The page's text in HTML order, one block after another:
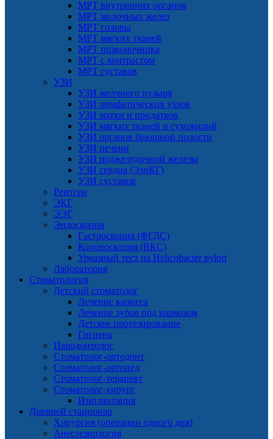
МРТ внутренних органов
МРТ молочных желез
МРТ головы
МРТ мягких тканей
МРТ позвоночника
МРТ с контрастом
МРТ суставов
УЗИ
УЗИ желчного пузыря
УЗИ лимфатических узлов
УЗИ матки и придатков
УЗИ мягких тканей и сухожилий
УЗИ органов брюшной полости
УЗИ печени
УЗИ поджелудочной железы
УЗИ сердца (ЭхоКГ)
УЗИ суставов
Рентген
ЭКГ
ЭЭГ
Эндоскопия
Гастроскопия (ФГДС)
Колоноскопия (ВКС)
Уреазный тест на Helicobacter pylori
Лаборатория
Стоматология
Детский стоматолог
Лечение кариеса
Лечение зубов под наркозом
Детское протезирование
Гигиена
Пародонтолог
Стоматолог-ортодонт
Стоматолог-ортопед
Стоматолог-терапевт
Стоматолог-хирург
Имплантация
Дневной стационар
Хирургия (операции одного дня)
Анестезиология